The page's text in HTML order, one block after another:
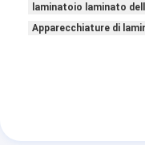
laminatoio laminato
Apparecchiature di